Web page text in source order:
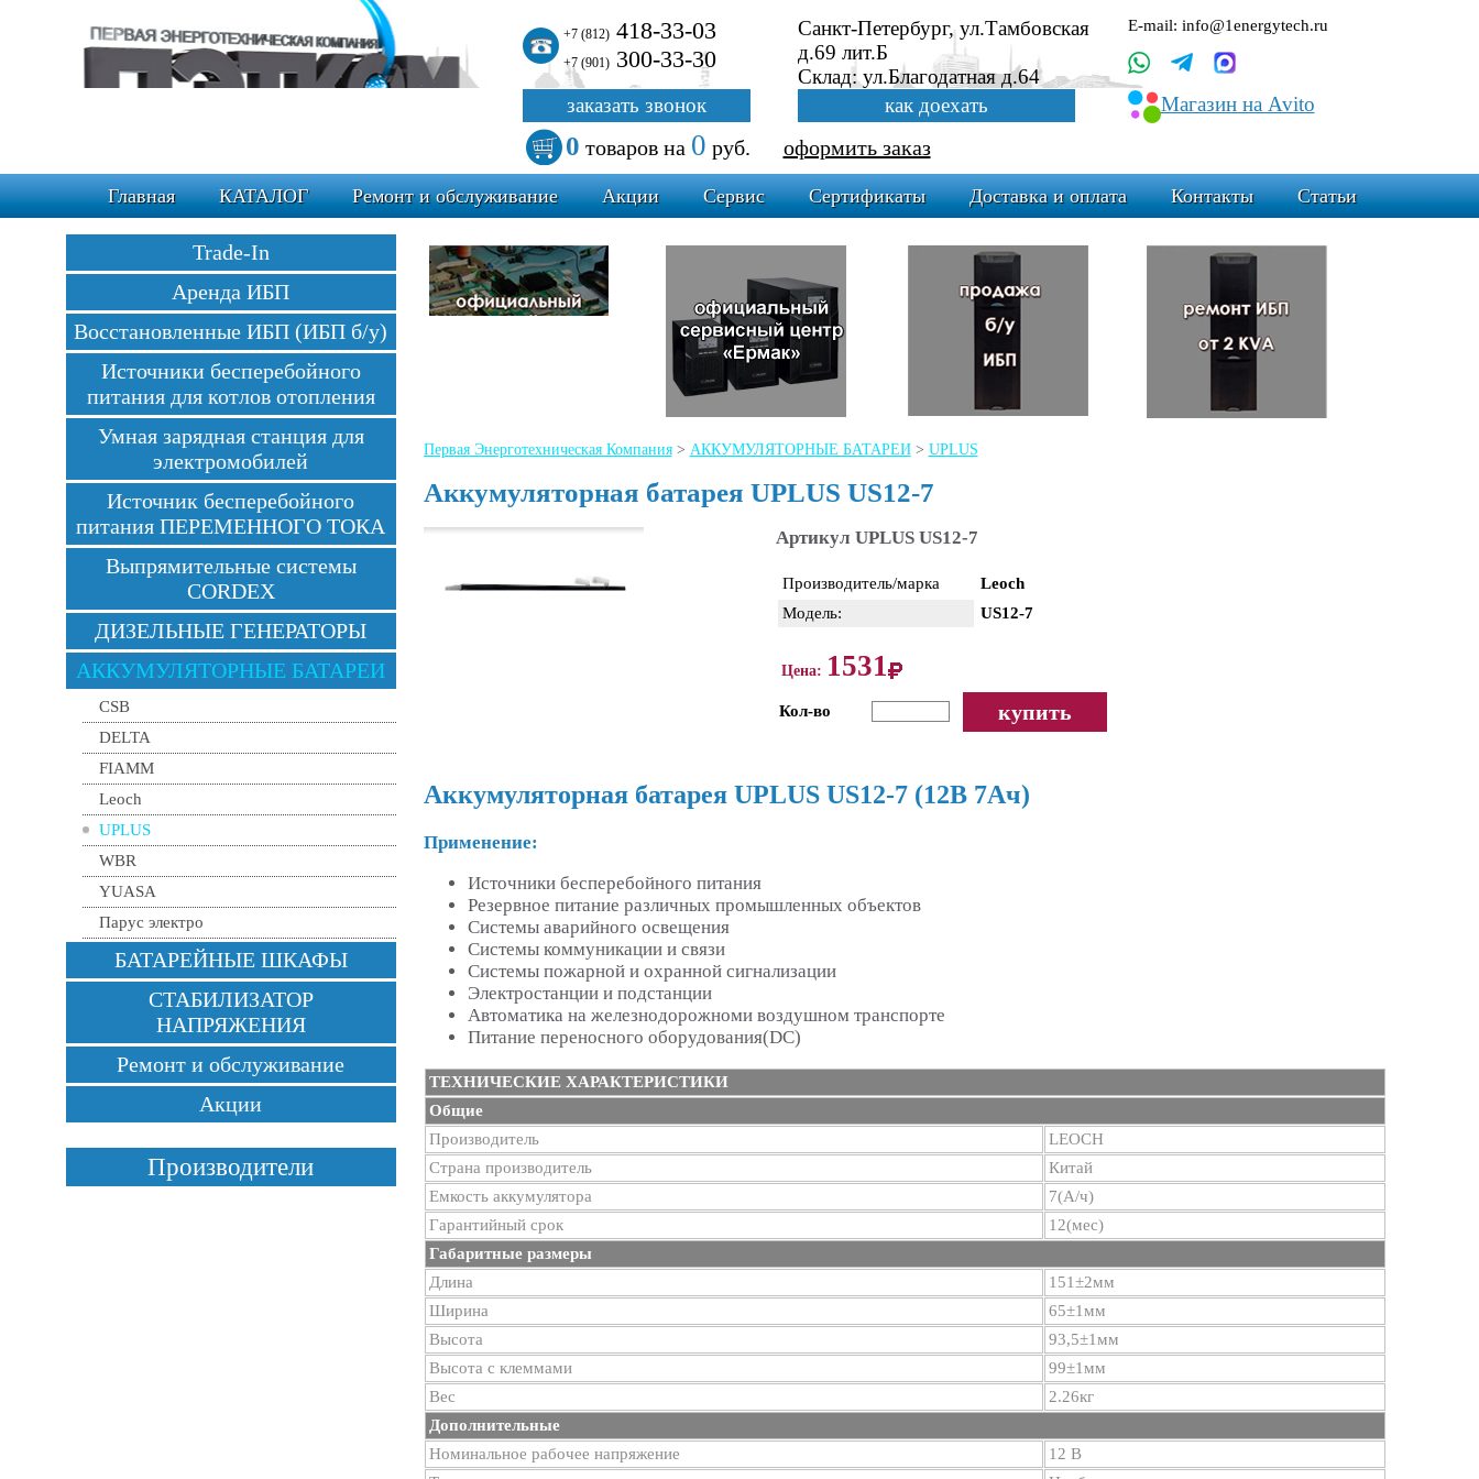
+7 (812)418-33-03
+7 (901)300-33-30
Санкт-Петербург, ул.Тамбовская
д.69 лит.Б
Склад: ул.Благодатная д.64
E-mail: info@1energytech.ru
Магазин на Avito
заказать звонок как доехать
0 товаровна 0 руб. оформить заказ
Главная КАТАЛОГ Ремонт и обслуживание Акции Сервис Сертификаты Доставка и оплата Контакты Статьи
Первая Энерготехническая Компания> АККУМУЛЯТОРНЫЕ БАТАРЕИ> UPLUS
Аккумуляторная батарея UPLUS US12-7
Артикул UPLUS US12-7
Производитель/марка
Leoch
Модель:
US12-7
Цена: 1531
Кол-во купить
Аккумуляторная батарея UPLUS US12-7 (12В 7Ач)
Применение:
Источники бесперебойного питания
Резервное питание различных промышленных объектов
Системы аварийного освещения
Системы коммуникации и связи
Системы пожарной и охранной сигнализации
Электростанции и подстанции
Автоматика на железнодорожноми воздушном транспорте
Питание переносного оборудования(DC)
ТЕХНИЧЕСКИЕ ХАРАКТЕРИСТИКИ
Общие
Производитель
LEOCH
Страна производитель
Китай
Емкость аккумулятора
7(А/ч)
Гарантийный срок
12(мес)
Габаритные размеры
Длина
151±2мм
Ширина
65±1мм
Высота
93,5±1мм
Высота с клеммами
99±1мм
Вес
2.26кг
Дополнительные
Номинальное рабочее напряжение
12 В
Trade-In
Аренда ИБП
Восстановленные ИБП (ИБП б/у)
Источники бесперебойного
питания для котлов отопления
Умная зарядная станция для
электромобилей
Источник бесперебойного
питания ПЕРЕМЕННОГО ТОКА
Выпрямительные системы
CORDEX
ДИЗЕЛЬНЫЕ ГЕНЕРАТОРЫ
АККУМУЛЯТОРНЫЕ БАТАРЕИ
CSB
DELTA
FIAMM
Leoch
UPLUS
WBR
YUASA
Парус электро
БАТАРЕЙНЫЕ ШКАФЫ
СТАБИЛИЗАТОР
НАПРЯЖЕНИЯ
Ремонт и обслуживание
Акции
Производители